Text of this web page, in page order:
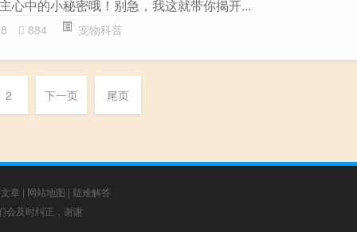
心中的小秘密哦！别急，我这就带你揭开...
884 宠物科普
2 下一页 尾页
章 | 网站地图 | 疑难解答
会及时纠正，谢谢